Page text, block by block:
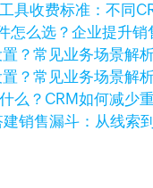
具收费标准：不同
怎么选？企业提升
？常见业务场景解
？常见业务场景解
么？CRM如何减少
销售漏斗：从线索